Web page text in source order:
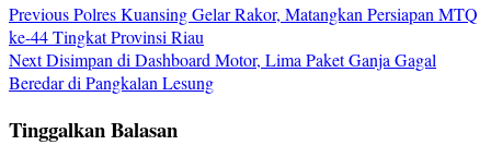
PreviousPolres Kuansing Gelar Rakor, Matangkan Persiapan MTQ
ke-44 Tingkat Provinsi Riau
NextDisimpan di Dashboard Motor, Lima Paket Ganja Gagal
Beredar di Pangkalan Lesung
Tinggalkan Balasan